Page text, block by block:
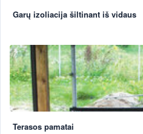
Garų izoliacija šiltinant iš vidaus
Terasos pamatai